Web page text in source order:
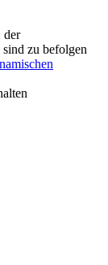
der
zu befolgen